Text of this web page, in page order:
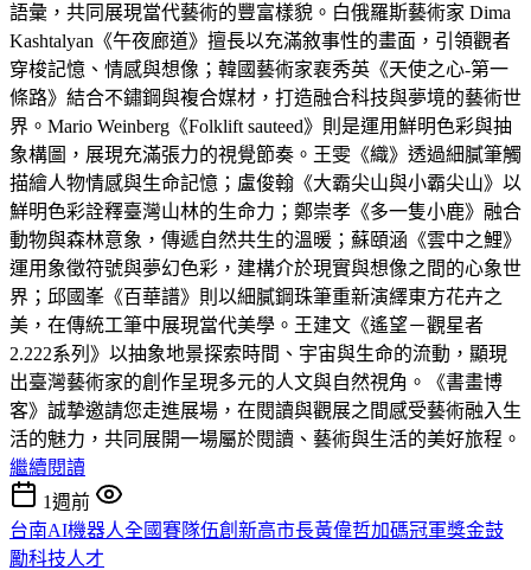
語彙，共同展現當代藝術的豐富樣貌。白俄羅斯藝術家 Dima
Kashtalyan《午夜廊道》擅長以充滿敘事性的畫面，引領觀者
穿梭記憶、情感與想像；韓國藝術家裵秀英《天使之心-第一
條路》結合不鏽鋼與複合媒材，打造融合科技與夢境的藝術世
界。Mario Weinberg《Folklift sauteed》則是運用鮮明色彩與抽
象構圖，展現充滿張力的視覺節奏。王雯《織》透過細膩筆觸
描繪人物情感與生命記憶；盧俊翰《大霸尖山與小霸尖山》以
鮮明色彩詮釋臺灣山林的生命力；鄭崇孝《多一隻小鹿》融合
動物與森林意象，傳遞自然共生的溫暖；蘇頤涵《雲中之鯉》
運用象徵符號與夢幻色彩，建構介於現實與想像之間的心象世
界；邱國峯《百華譜》則以細膩鋼珠筆重新演繹東方花卉之
美，在傳統工筆中展現當代美學。王建文《遙望－觀星者
2.222系列》以抽象地景探索時間、宇宙與生命的流動，顯現
出臺灣藝術家的創作呈現多元的人文與自然視角。《書畫博
客》誠摯邀請您走進展場，在閱讀與觀展之間感受藝術融入生
活的魅力，共同展開一場屬於閱讀、藝術與生活的美好旅程。
繼續閱讀
1週前
台南AI機器人全國賽隊伍創新高市長黃偉哲加碼冠軍獎金鼓
勵科技人才